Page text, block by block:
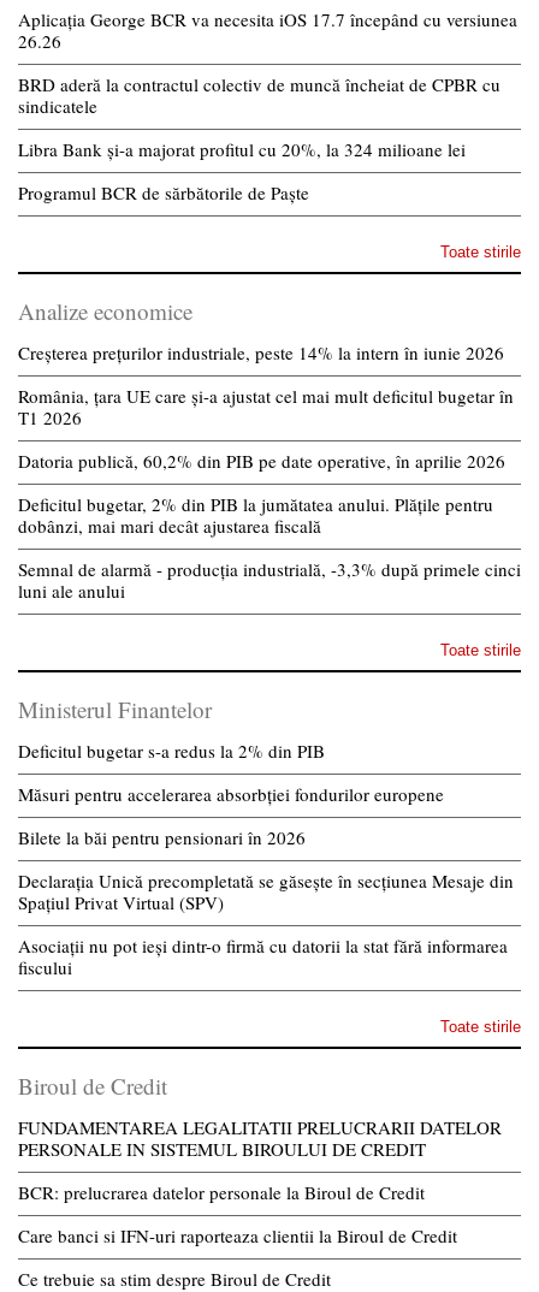
Aplicația George BCR va necesita iOS 17.7 începând cu versiunea
26.26
BRD aderă la contractul colectiv de muncă încheiat de CPBR cu
sindicatele
Libra Bank și-a majorat profitul cu 20%, la 324 milioane lei
Programul BCR de sărbătorile de Paște
Toate stirile
Analize economice
Creșterea prețurilor industriale, peste 14% la intern în iunie 2026
România, țara UE care și-a ajustat cel mai mult deficitul bugetar în
T1 2026
Datoria publică, 60,2% din PIB pe date operative, în aprilie 2026
Deficitul bugetar, 2% din PIB la jumătatea anului. Plățile pentru
dobânzi, mai mari decât ajustarea fiscală
Semnal de alarmă - producția industrială, -3,3% după primele cinci
luni ale anului
Toate stirile
Ministerul Finantelor
Deficitul bugetar s-a redus la 2% din PIB
Măsuri pentru accelerarea absorbției fondurilor europene
Bilete la băi pentru pensionari în 2026
Declarația Unică precompletată se găsește în secțiunea Mesaje din
Spațiul Privat Virtual (SPV)
Asociații nu pot ieși dintr-o firmă cu datorii la stat fără informarea
fiscului
Toate stirile
Biroul de Credit
FUNDAMENTAREA LEGALITATII PRELUCRARII DATELOR
PERSONALE IN SISTEMUL BIROULUI DE CREDIT
BCR: prelucrarea datelor personale la Biroul de Credit
Care banci si IFN-uri raporteaza clientii la Biroul de Credit
Ce trebuie sa stim despre Biroul de Credit